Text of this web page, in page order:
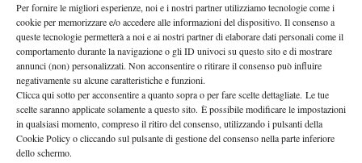
Per fornire le migliori esperienze, noi e i nostri partner utilizziamo tecnologie come i
cookie per memorizzare e/o accedere alle informazioni del dispositivo. Il consenso a
queste tecnologie permetterà a noi e ai nostri partner di elaborare dati personali come il
comportamento durante la navigazione o gli ID univoci su questo sito e di mostrare
annunci (non) personalizzati. Non acconsentire o ritirare il consenso può influire
negativamente su alcune caratteristiche e funzioni.
Clicca qui sotto per acconsentire a quanto sopra o per fare scelte dettagliate. Le tue
scelte saranno applicate solamente a questo sito. È possibile modificare le impostazioni
in qualsiasi momento, compreso il ritiro del consenso, utilizzando i pulsanti della
Cookie Policy o cliccando sul pulsante di gestione del consenso nella parte inferiore
dello schermo.
TAGGED:Bonfiglio Borna Coric Gianluigi Quinzi
Trofeo Bonfiglio